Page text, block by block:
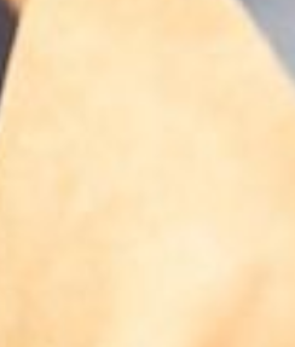
sklepach także w salonach